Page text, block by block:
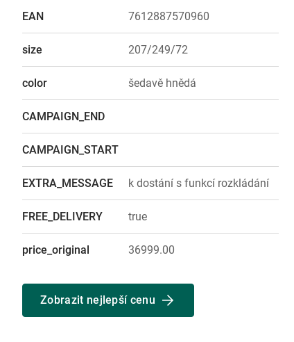
EAN 7612887570960
size 207/249/72
color šedavě hnědá
CAMPAIGN_END
CAMPAIGN_START
EXTRA_MESSAGE k dostání s funkcí rozkládání
FREE_DELIVERY true
price_original 36999.00
Zobrazit nejlepší cenu